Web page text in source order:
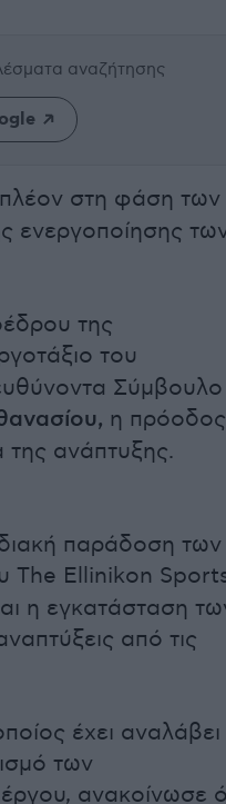
αναζήτησης
πλέον στη φάση των
ενεργοποίησης
της
του
Σύμβουλο
η πρόοδος
ανάπτυξης.
παράδοση των
The Ellinikon
η εγκατάσταση
από τις
έχει αναλάβει
των
ανακοίνωσε